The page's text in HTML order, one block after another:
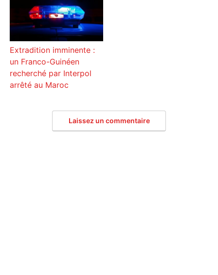
Extradition imminente :
un Franco-Guinéen
recherché par Interpol
arrêté au Maroc
Laissez un commentaire